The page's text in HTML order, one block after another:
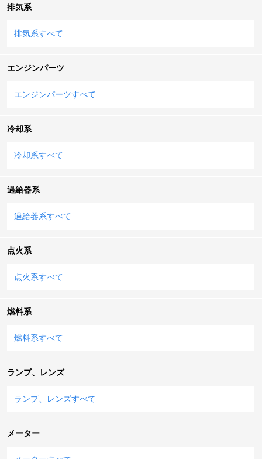
排気系
排気系すべて
エンジンパーツ
エンジンパーツすべて
冷却系
冷却系すべて
過給器系
過給器系すべて
点火系
点火系すべて
燃料系
燃料系すべて
ランプ、レンズ
ランプ、レンズすべて
メーター